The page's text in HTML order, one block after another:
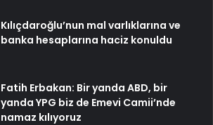
Kılıçdaroğlu’nun mal varlıklarına ve
banka hesaplarına haciz konuldu
Fatih Erbakan: Bir yanda ABD, bir
yanda YPG biz de Emevi Camii’nde
namaz kılıyoruz